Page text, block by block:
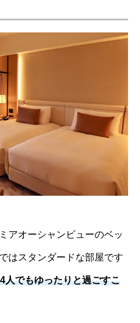
アオーシャンビューのベッ
はスタンダードな部屋です
人でもゆったりと過ごすこ